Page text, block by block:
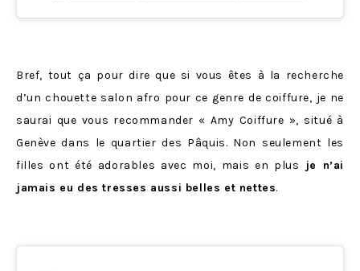
Bref, tout ça pour dire que si vous êtes à la recherche
d’un chouette salon afro pour ce genre de coiffure, je ne
saurai que vous recommander « Amy Coiffure », situé à
Genève dans le quartier des Pâquis. Non seulement les
filles ont été adorables avec moi, mais en plus
je n’ai
jamais eu des tresses aussi belles et nettes.